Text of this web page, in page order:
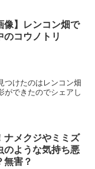
像】レンコン畑で
のコウノトリ
つけたのはレンコン畑
ができたのでシェアし
ナメクジやミミズ
のような気持ち悪
無害？